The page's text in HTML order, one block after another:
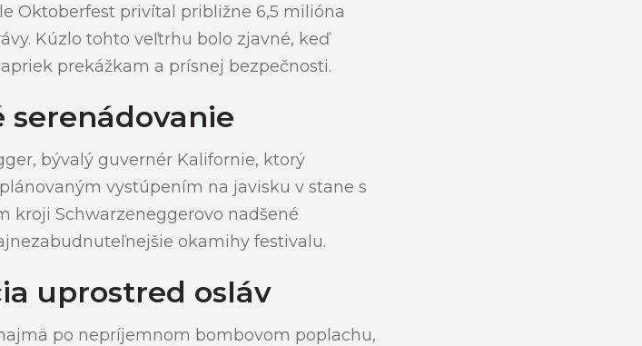
Oktoberfest privítal približne 6,5 milióna
Kúzlo tohto veľtrhu bolo zjavné, keď
prekážkam a prísnej bezpečnosti.
bývalý guvernér Kalifornie, ktorý
vystúpením na javisku v stane s
kroji Schwarzeneggerovo nadšené
okamihy festivalu.
uprostred osláv
po nepríjemnom bombovom poplachu,